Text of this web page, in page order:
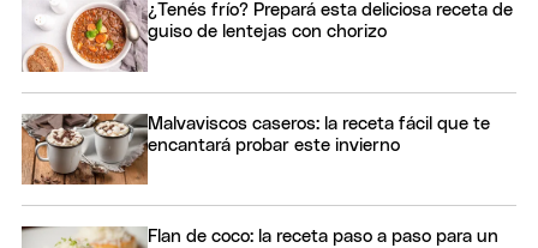
¿Tenés frío? Prepará esta deliciosa receta de
guiso de lentejas con chorizo
Malvaviscos caseros: la receta fácil que te
encantará probar este invierno
Flan de coco: la receta paso a paso para un